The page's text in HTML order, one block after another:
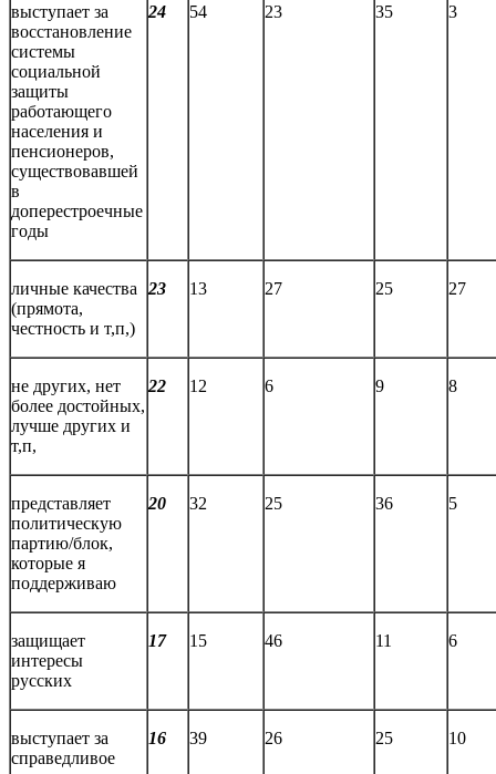
выступает за
восстановление
системы
социальной
защиты
работающего
населения и
пенсионеров,
существовавшей
в
доперестроечные
годы
24 54 23 35 3
личные качества
(прямота,
честность и т,п,)
23 13 27 25 27
не других, нет
более достойных,
лучше других и
т,п,
22 12 6 9 8
представляет
политическую
партию/блок,
которые я
поддерживаю
20 32 25 36 5
защищает
интересы
русских
17 15 46 11 6
выступает за
справедливое
16 39 26 25 10